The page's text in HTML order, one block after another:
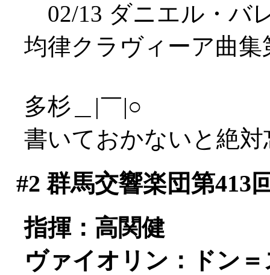
02/13 ダニエル・バ
均律クラヴィーア曲集
多杉＿|￣|○
書いておかないと絶
#2 群馬交響楽団第413
指揮：高関健
ヴァイオリン：ドン